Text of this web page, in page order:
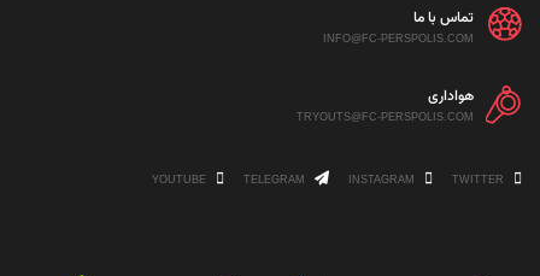
تماس با ما
INFO@FC-PERSPOLIS.COM
هواداری
TRYOUTS@FC-PERSPOLIS.COM